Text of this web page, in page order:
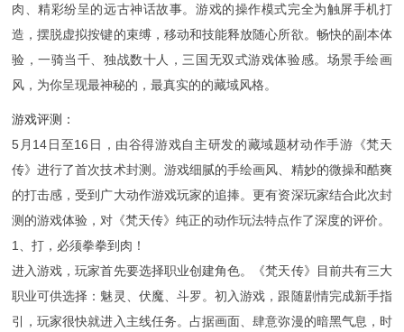
肉、精彩纷呈的远古神话故事。游戏的操作模式完全为触屏手机打
造，摆脱虚拟按键的束缚，移动和技能释放随心所欲。畅快的副本体
验，一骑当千、独战数十人，三国无双式游戏体验感。场景手绘画
风，为你呈现最神秘的，最真实的的藏域风格。
游戏评测：
5月14日至16日，由谷得游戏自主研发的藏域题材动作手游《梵天
传》进行了首次技术封测。游戏细腻的手绘画风、精妙的微操和酷爽
的打击感，受到广大动作游戏玩家的追捧。更有资深玩家结合此次封
测的游戏体验，对《梵天传》纯正的动作玩法特点作了深度的评价。
1、打，必须拳拳到肉！
进入游戏，玩家首先要选择职业创建角色。《梵天传》目前共有三大
职业可供选择：魅灵、伏魔、斗罗。初入游戏，跟随剧情完成新手指
引，玩家很快就进入主线任务。占据画面、肆意弥漫的暗黑气息，时